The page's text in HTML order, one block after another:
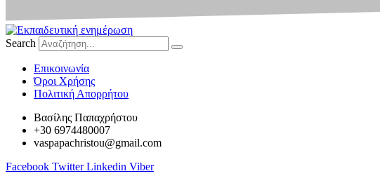
Search
Eπικοινωνία
Όροι Χρήσης
Πολιτική Απορρήτου
Βασίλης Παπαχρήστου
+30 6974480007
vaspapachristou@gmail.com
Facebook Twitter Linkedin Viber